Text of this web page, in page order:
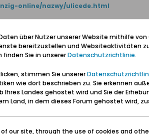
online/nazwy/ulicede.html
über Nutzer unserer Website mithilfe von
bereitzustellen und Websiteaktivitäten
finden Sie in unsererDatenschutzrichtlinie.
stimmen Sie unserer
wie dort beschrieben zu. Sie erkennen
Landes gehostet wird und Sie der
Land, in dem dieses Forum gehostet wird,
our site, through the use of cookies and